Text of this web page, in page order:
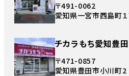
〒491-0062
愛知県一宮市西島町１
チカラもち愛知豊
〒471-0857
愛知県豊田市小川町